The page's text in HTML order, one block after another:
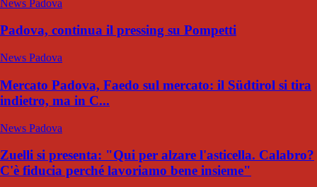
News Padova
Padova, continua il pressing su Pompetti
News Padova
Mercato Padova, Faedo sul mercato: il Südtirol si tira
indietro, ma in C...
News Padova
Zuelli si presenta: "Qui per alzare l'asticella. Calabro?
C'è fiducia perché lavoriamo bene insieme"